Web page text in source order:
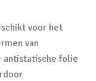
voor het
van
antistatische folie